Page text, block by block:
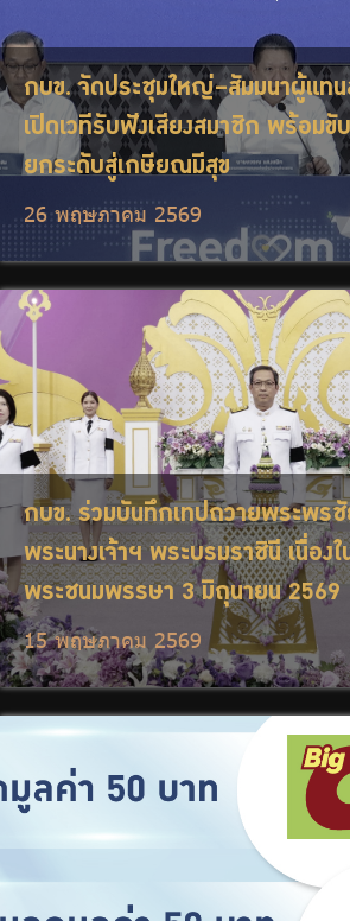
กบข. จัดประชุมใหญ่–สัมมนาผู้แท
เปิดเวทีรับฟังเสียงสมาชิก พร้อมขั
ยกระดับสู่เกษียณมีสุข
26 พฤษภาคม 2569
กบข. ร่วมบันทึกเทปถวายพระพรชั
พระนางเจ้าฯ พระบรมราชินี เนื่องใ
พระชนมพรรษา 3 มิถุนายน 2569
15 พฤษภาคม 2569